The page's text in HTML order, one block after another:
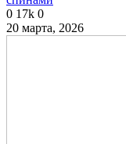
0 17k 0
20 марта, 2026